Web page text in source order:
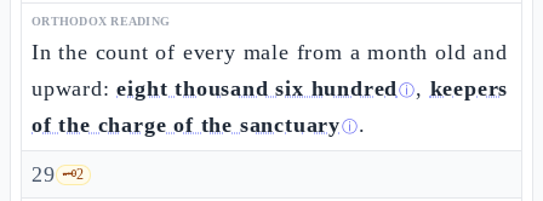
ORTHODOX READING
In the count of every male from a month old and
upward:eight thousand six hundredⓘ, keepers
of the charge of the sanctuaryⓘ.
29 🗝️2